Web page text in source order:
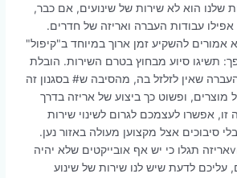
שלנו הוא לא שירות של שינועים, אם כבר,
אפילו עבודות העברה ואריזה של חדרים.
אמורים להשקיע זמן ארוך במיוחד ב"קיפול"
תשיגו סיוע מבחוץ בטרם השירות. הובלת
שאין לזלזל בה, מהסיבה ש# בסגנון זה
ופשוט כך ביצוע של אריזה בדרך
אפשרו לעצמכם לגרום לשינוי שירות
סיבוכים אצל מקצוען מעולה באזור נען.
במצב בו בעת הפירוק וvאריזה תגלו כי יש אף אובייקטים שלא יהיה
עליכם לדעת שיש לנו שירות של שינוע